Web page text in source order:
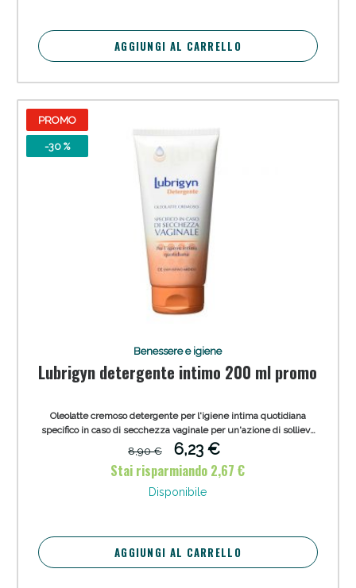
AGGIUNGI AL CARRELLO
PROMO
-30 %
Benessere e igiene
Lubrigyn detergente intimo 200 ml promo
Oleolatte cremoso detergente per l'igiene intima quotidiana
specifico in caso di secchezza vaginale per un'azione di sollievo
immediato dai fastidiosi disturbi intimi.
8,90 €
6,23 €
Stai risparmiando 2,67 €
Disponibile
AGGIUNGI AL CARRELLO